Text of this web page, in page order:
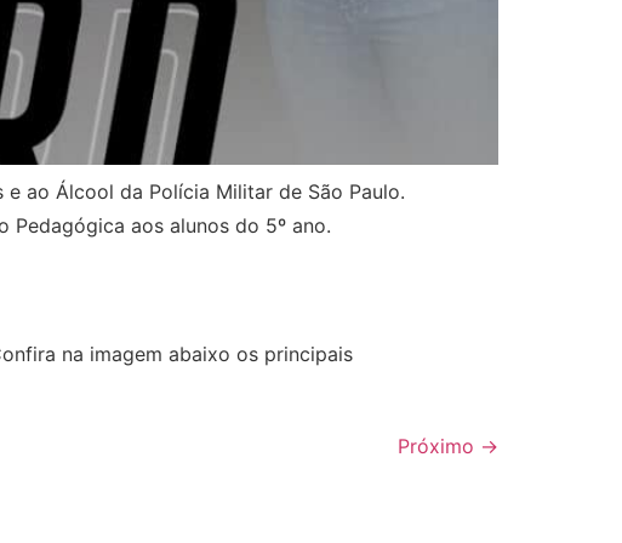
ao Álcool da Polícia Militar de São Paulo.
Pedagógica aos alunos do 5º ano.
na imagem abaixo os principais
Próximo →